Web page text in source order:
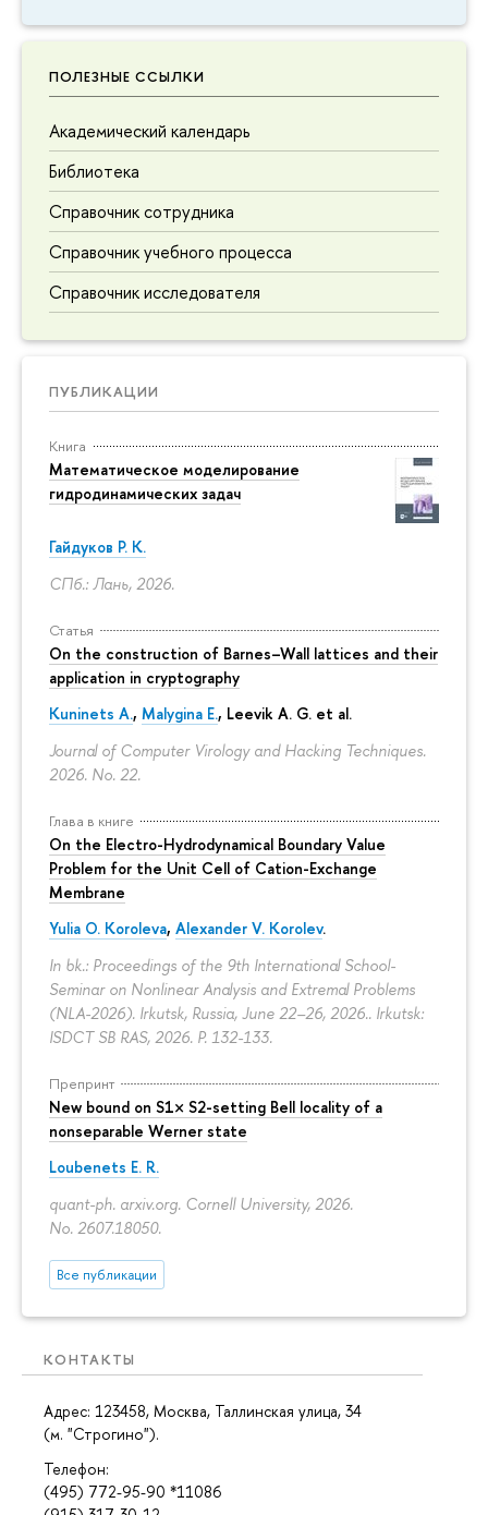
ПОЛЕЗНЫЕ ССЫЛКИ
Академический календарь
Библиотека
Справочник сотрудника
Справочник учебного процесса
Справочник исследователя
ПУБЛИКАЦИИ
Книга
Математическое моделирование
гидродинамических задач
Гайдуков Р. К.
СПб.: Лань, 2026.
Статья
On the construction of Barnes–Wall lattices and their
application in cryptography
Kuninets A., Malygina E., Leevik A. G. et al.
Journal of Computer Virology and Hacking Techniques.
2026. No. 22.
Глава в книге
On the Electro-Hydrodynamical Boundary Value
Problem for the Unit Cell of Cation-Exchange
Membrane
Yulia O. Koroleva, Alexander V. Korolev.
In bk.: Proceedings of the 9th International School-
Seminar on Nonlinear Analysis and Extremal Problems
(NLA-2026). Irkutsk, Russia, June 22–26, 2026.. Irkutsk:
ISDCT SB RAS, 2026. P. 132-133.
Препринт
New bound on S1× S2-setting Bell locality of a
nonseparable Werner state
Loubenets E. R.
quant-ph. arxiv.org. Cornell University, 2026.
No. 2607.18050.
Все публикации
КОНТАКТЫ
Адрес: 123458, Москва, Таллинская улица, 34
(м. "Строгино").
Телефон:
(495) 772-95-90 *11086